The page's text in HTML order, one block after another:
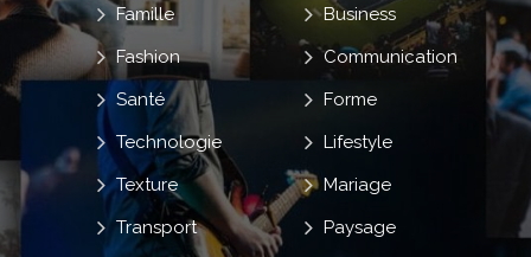
Business
Communication
Famille
Fashion
Forme
Lifestyle
Mariage
Paysage
Santé
Technologie
Texture
Transport